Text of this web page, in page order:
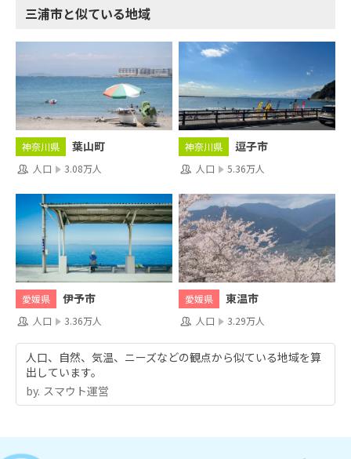
三浦市と似ている地域
神奈川県 葉山町
人口 3.08万人
神奈川県 逗子市
人口 5.36万人
愛媛県 伊予市
人口 3.36万人
愛媛県 東温市
人口 3.29万人
人口、自然、気温、ニーズなどの観点から似ている地域を算
出しています。
by.︎ スマウト運営